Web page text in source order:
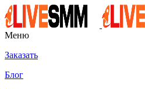
Меню
Заказать
Блог